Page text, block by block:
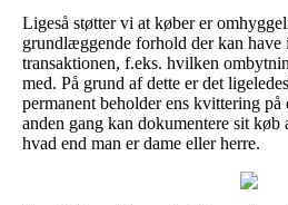
Ligeså støtter vi at køber er
grundlæggende forhold der kan
transaktionen, f.eks. hvilken
med. På grund af dette er det
permanent beholder ens kvittering på
anden gang kan dokumentere sit
hvad end man er dame eller herre.